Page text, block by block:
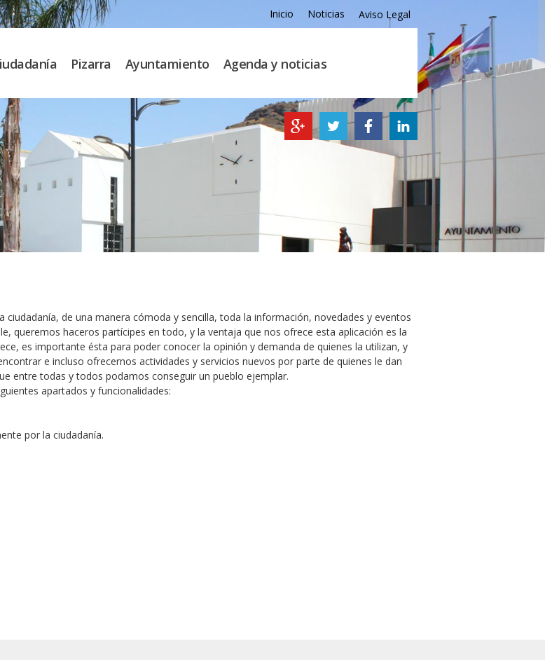
Inicio Noticias Aviso Legal
Agenda y noticias
Ayuntamiento
Pizarra
de una manera cómoda y sencilla, toda la información, novedades y eventos
queremos haceros partícipes en todo, y la ventaja que nos ofrece esta aplicación es la
es importante ésta para poder conocer la opinión y demanda de quienes la utilizan, y
e incluso ofrecernos actividades y servicios nuevos por parte de quienes le dan
entre todas y todos podamos conseguir un pueblo ejemplar.
apartados y funcionalidades:
por la ciudadanía.